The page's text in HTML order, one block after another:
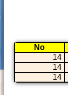
No
14
14
14